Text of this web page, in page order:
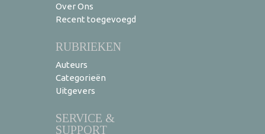
Over Ons
Recent toegevoegd
RUBRIEKEN
Auteurs
Categorieën
Uitgevers
SERVICE &
SUPPORT